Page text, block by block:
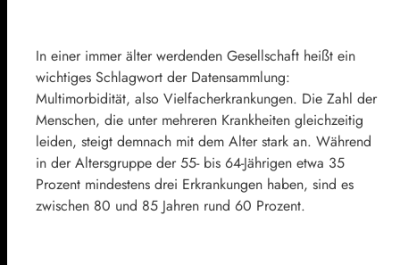
In einer immer älter werdenden Gesellschaft heißt ein
wichtiges Schlagwort der Datensammlung:
Multimorbidität, also Vielfacherkrankungen. Die Zahl der
Menschen, die unter mehreren Krankheiten gleichzeitig
leiden, steigt demnach mit dem Alter stark an. Während
in der Altersgruppe der 55- bis 64-Jährigen etwa 35
Prozent mindestens drei Erkrankungen haben, sind es
zwischen 80 und 85 Jahren rund 60 Prozent.